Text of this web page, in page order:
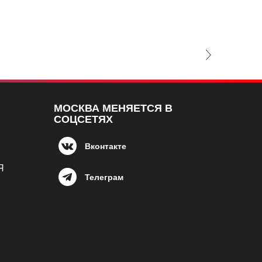
Next Slide
МОСКВА МЕНЯЕТСЯ В
СОЦСЕТЯХ
Вконтакте
Телеграм